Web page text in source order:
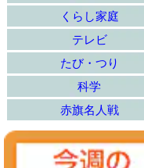
くらし家庭
テレビ
たび・つり
科学
赤旗名人戦